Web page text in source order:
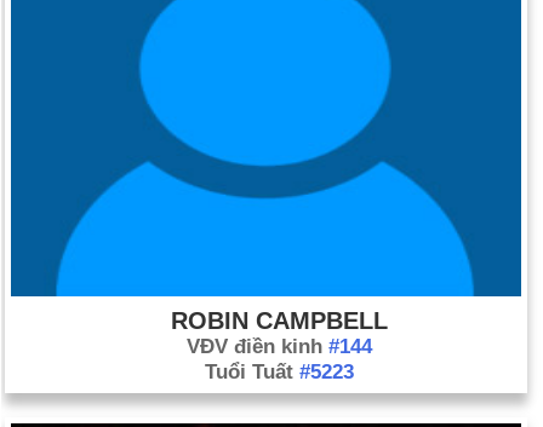
ROBIN CAMPBELL
VĐV điền kinh #144
Tuổi Tuất #5223